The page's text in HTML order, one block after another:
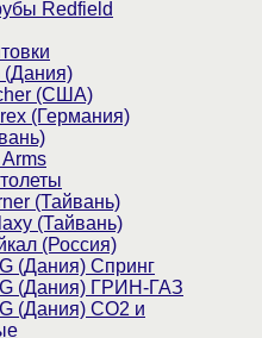
Redfield
(Дания)
(США)
(Германия)
(Тайвань)
(Тайвань)
(Россия)
(Дания) Спринг
(Дания) ГРИН-ГАЗ
(Дания) CO2 и